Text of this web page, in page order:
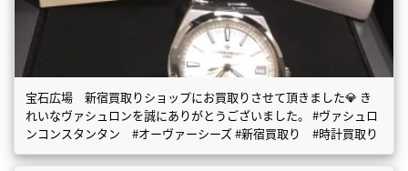
宝石広場 新宿買取りショップにお買取りさせて頂きました💎 き
れいなヴァシュロンを誠にありがとうございました。 #ヴァシュロ
ンコンスタンタン #オーヴァーシーズ #新宿買取り #時計買取り